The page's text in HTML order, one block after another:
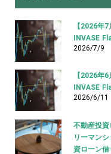
【2026年
INVASE
2026/7/9
【2026年
INVASE
2026/6/11
不動産投
リーマン
資ローン借